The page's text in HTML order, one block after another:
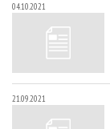
04.10.2021
21.09.2021